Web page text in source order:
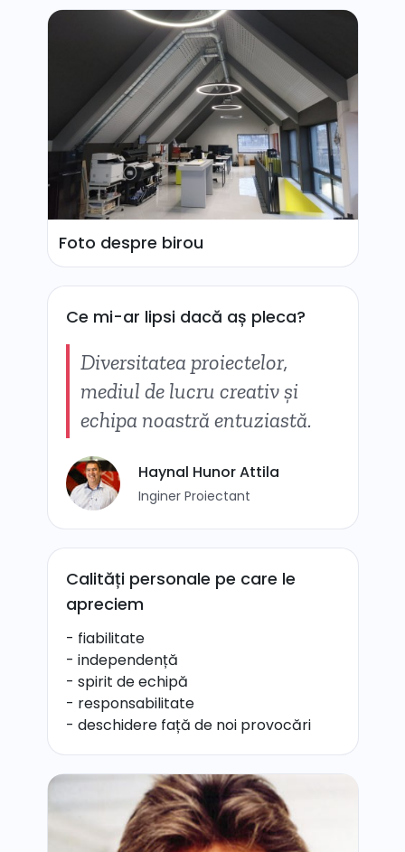
Foto despre birou
Ce mi-ar lipsi dacă aș pleca?
Diversitatea proiectelor,
mediul de lucru creativ și
echipa noastră entuziastă.
Haynal Hunor Attila
Inginer Proiectant
Calități personale pe care le
apreciem
- fiabilitate
- independență
- spirit de echipă
- responsabilitate
- deschidere față de noi provocări